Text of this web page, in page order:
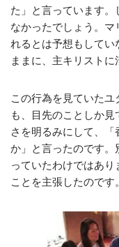
た」と言っています
なかったでしょう。
れるとは予想もして
ままに、主キリストに
この行為を見ていた
も、目先のことしか
さを明るみにして、
か」と言ったのです
っていたわけではあ
ことを主張したのです。